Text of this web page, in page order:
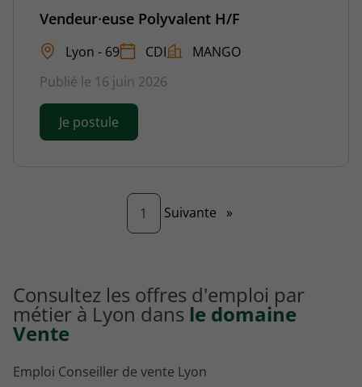
Vendeur·euse Polyvalent H/F
Lyon - 69 CDI
MANGO
Publié le 16 juin 2026
Je postule
1 Page
Suivante »
Consultez les offres d'emploi par
métier à Lyon dans le domaine
Vente
Emploi Conseiller de vente Lyon